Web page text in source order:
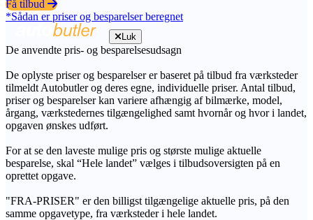
Få tilbud
*Sådan er priser og besparelser beregnet
Luk
De anvendte pris- og besparelsesudsagn
De oplyste priser og besparelser er baseret på tilbud fra værksteder
tilmeldt Autobutler og deres egne, individuelle priser. Antal tilbud,
priser og besparelser kan variere afhængig af bilmærke, model,
årgang, værkstedernes tilgængelighed samt hvornår og hvor i landet,
opgaven ønskes udført.
For at se den laveste mulige pris og største mulige aktuelle
besparelse, skal “Hele landet” vælges i tilbudsoversigten på en
oprettet opgave.
"FRA-PRISER" er den billigst tilgængelige aktuelle pris, på den
samme opgavetype, fra værksteder i hele landet.